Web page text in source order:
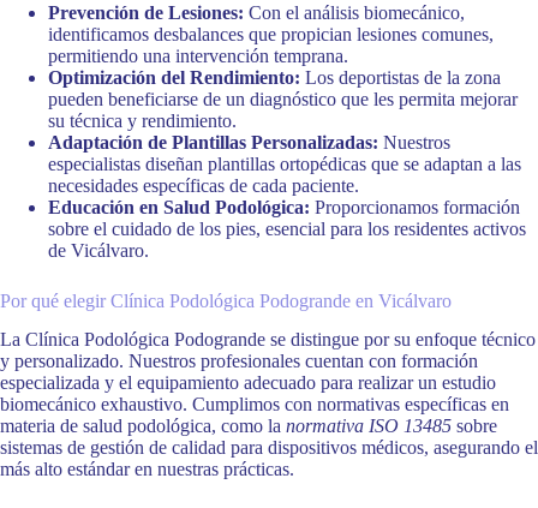
Prevención de Lesiones: Con el análisis biomecánico,
identificamos desbalances que propician lesiones comunes,
permitiendo una intervención temprana.
Optimización del Rendimiento: Los deportistas de la zona
pueden beneficiarse de un diagnóstico que les permita mejorar
su técnica y rendimiento.
Adaptación de Plantillas Personalizadas: Nuestros
especialistas diseñan plantillas ortopédicas que se adaptan a las
necesidades específicas de cada paciente.
Educación en Salud Podológica: Proporcionamos formación
sobre el cuidado de los pies, esencial para los residentes activos
de Vicálvaro.
Por qué elegir Clínica Podológica Podogrande en Vicálvaro
La Clínica Podológica Podogrande se distingue por su enfoque técnico
y personalizado. Nuestros profesionales cuentan con formación
especializada y el equipamiento adecuado para realizar un estudio
biomecánico exhaustivo. Cumplimos con normativas específicas en
materia de salud podológica, como la normativa ISO 13485 sobre
sistemas de gestión de calidad para dispositivos médicos, asegurando el
más alto estándar en nuestras prácticas.